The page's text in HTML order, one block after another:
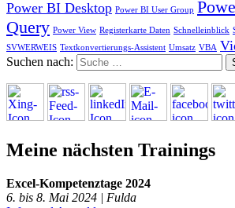
Power BI Desktop Power BI User Group
Query Power View Registerkarte Daten Schnelleinblick
SVWERWEIS Textkonvertierungs-Assistent Umsatz VBA
Suchen nach:
Meine nächsten Trainings
Excel-Kompetenztage 2024
6. bis 8. Mai 2024 | Fulda